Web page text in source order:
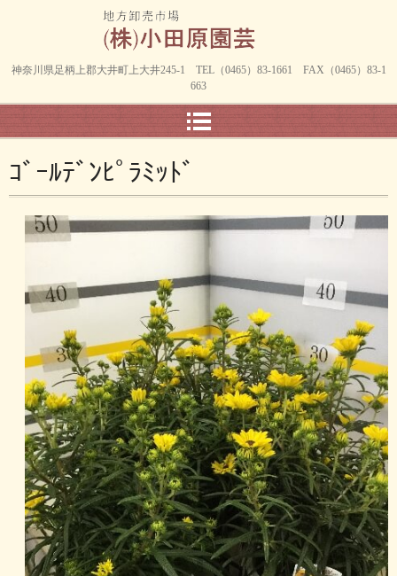
神奈川県足柄上郡大井町上大井245-1 TEL（0465）83-1661 FAX（0465）83-1
663
ｺﾞｰﾙﾃﾞﾝﾋﾟﾗﾐｯﾄﾞ